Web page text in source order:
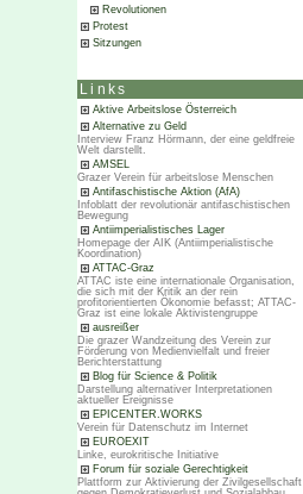
Revolutionen
Protest
Sitzungen
Links
Aktive Arbeitslose Österreich
Alternative zu Geld
Interview Franz Hörmann, der eine geldfreie
Welt darstellt.
AMSEL
Grazer Verein für arbeitslose Menschen
Antifaschistische Aktion (AfA)
Infoblatt der revolutionär antifaschistischen
Bewegung
Antiimperialistisches Lager
Homepage der AIK (Antiimperialistische
Koordination)
ATTAC-Graz
ATTAC iste eine internationale Organisation,
die sich mit der Kritik an der rein
profitorientierten Ökonomie befasst; ATTAC-
Graz ist eine lokale Aktivistengruppe
ausreißer
Die grazer Wandzeitung des Verein zur
Förderung von Medienvielfalt und freier
Berichterstattung
Blog für Science & Politik
Darstellung alternativer Interpretationen
aktueller Ereignisse
EPICENTER.WORKS
Verein für Datenschutz im Internet
EUROEXIT
Linke, eurokritische Initiative
Forum für soziale Gerechtigkeit
Plattform zur Aktivierung der Zivilgesellschaft